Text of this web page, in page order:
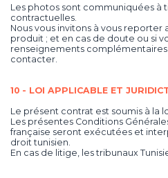
Les photos sont communiquées à
contractuelles.
Nous vous invitons à vous
produit ; et en cas de doute ou si
renseignements complémentaires
contacter.
10 - LOI APPLICABLE ET
Le présent contrat est soumis à la
Les présentes Conditions
française seront exécutées et
droit tunisien.
En cas de litige, les tribunaux